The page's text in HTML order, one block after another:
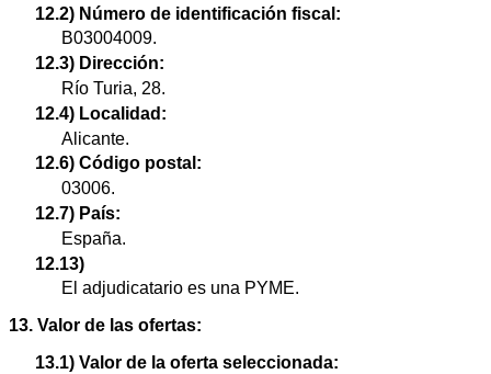
12.2) Número de identificación fiscal:
B03004009.
12.3) Dirección:
Río Turia, 28.
12.4) Localidad:
Alicante.
12.6) Código postal:
03006.
12.7) País:
España.
12.13)
El adjudicatario es una PYME.
13. Valor de las ofertas:
13.1) Valor de la oferta seleccionada: